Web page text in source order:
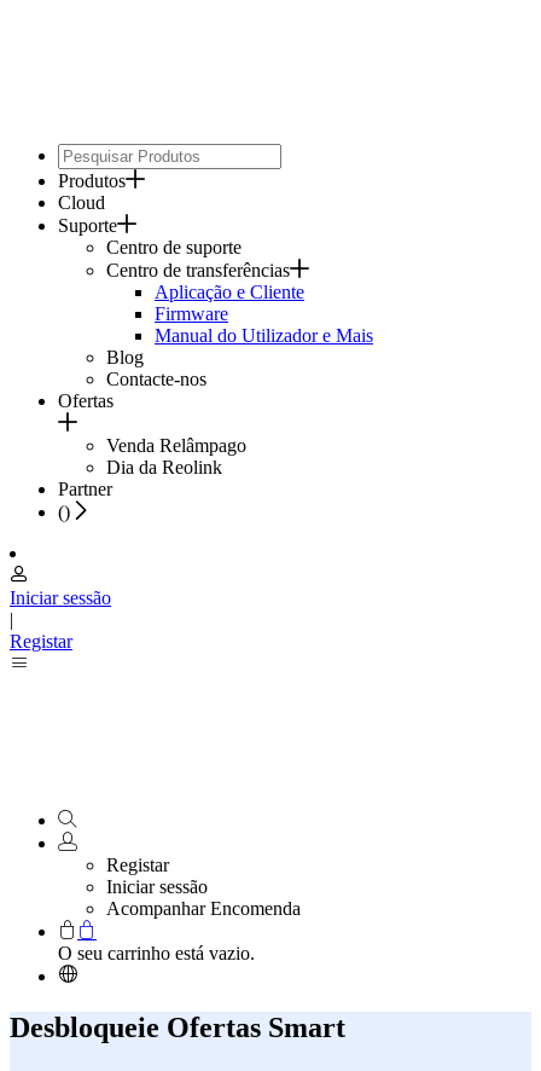
Produtos
Cloud
Suporte
Centro de suporte
Centro de transferências
Aplicação e Cliente
Firmware
Manual do Utilizador e Mais
Blog
Contacte-nos
Ofertas
Venda Relâmpago
Dia da Reolink
Partner
()
Iniciar sessão
|
Registar
Registar
Iniciar sessão
Acompanhar Encomenda
O seu carrinho está vazio.
Desbloqueie Ofertas Smart